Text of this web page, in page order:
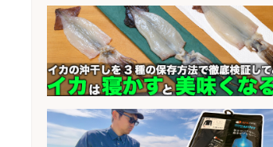
sponsored by 求人ボックス
日払いOKで即日収入/製造スタッフ/
「広島市佐伯区」「時給1,200円」
日払いあり/広島市佐伯区内でお魚
のパック詰めや品出し業務/車通勤
OK×未経験歓迎×残業少なめ/広島県